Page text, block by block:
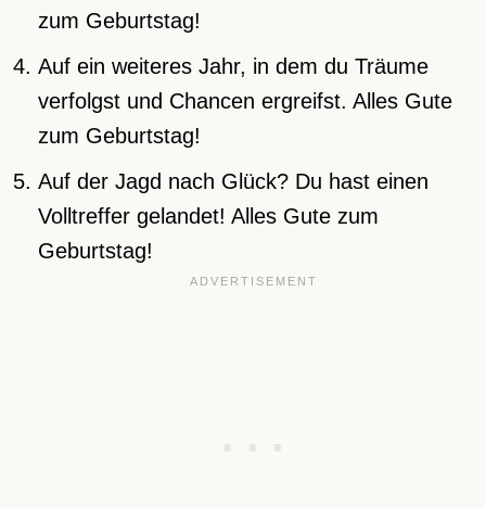
zum Geburtstag!
Auf ein weiteres Jahr, in dem du Träume
verfolgst und Chancen ergreifst. Alles Gute
zum Geburtstag!
Auf der Jagd nach Glück? Du hast einen
Volltreffer gelandet! Alles Gute zum
Geburtstag!